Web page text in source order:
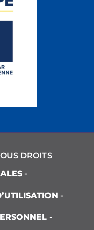
DROITS
-
-
-